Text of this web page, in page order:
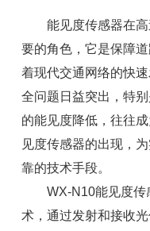
能见度传感器在
要的角色，它是保障
着现代交通网络的快
全问题日益突出，特
的能见度降低，往往
见度传感器的出现，
靠的技术手段。
WX-N10能见度传
术，通过发射和接收